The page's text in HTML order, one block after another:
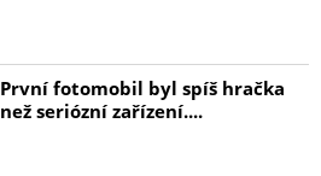
První fotomobil byl spíš hračka
než seriózní zařízení....